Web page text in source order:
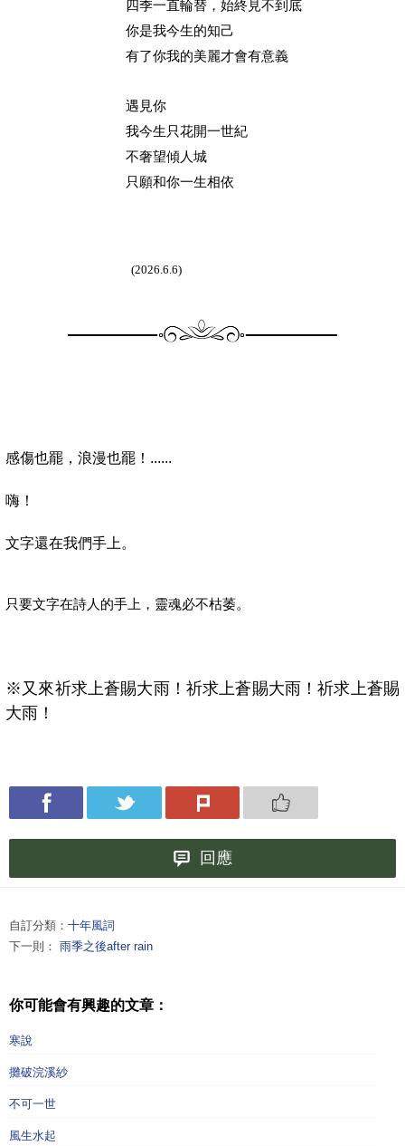
四季一直輪替，始終見不到底
你是我今生的知己
有了你我的美麗才會有意義
遇見你
我今生只花開一世紀
不奢望傾人城
只願和你一生相依
(2026.6.6)
感傷也罷，浪漫也罷！......
嗨！
文字還在我們手上。
只要文字在詩人的手上，靈魂必不枯萎。
※又來祈求上蒼賜大雨！祈求上蒼賜大雨！祈求上蒼賜
大雨！
回應
自訂分類： 十年風詞
下一則： 雨季之後after rain
你可能會有興趣的文章：
寒說
攤破浣溪紗
不可一世
風生水起